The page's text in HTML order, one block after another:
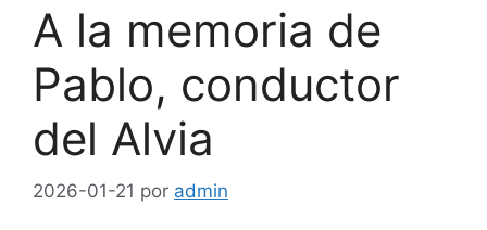
A la memoria de
Pablo, conductor
del Alvia
2026-01-21 por admin